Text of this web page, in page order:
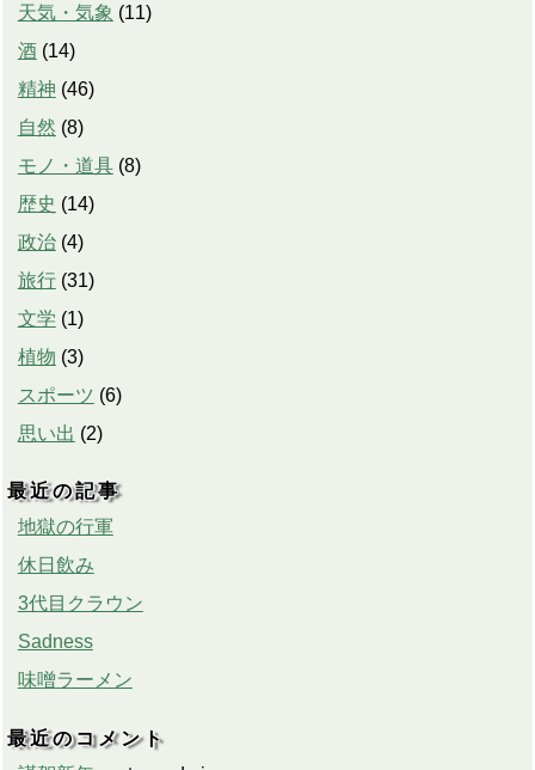
天気・気象 (11)
酒 (14)
精神 (46)
自然 (8)
モノ・道具 (8)
歴史 (14)
政治 (4)
旅行 (31)
文学 (1)
植物 (3)
スポーツ (6)
思い出 (2)
最近の記事
地獄の行軍
休日飲み
3代目クラウン
Sadness
味噌ラーメン
最近のコメント